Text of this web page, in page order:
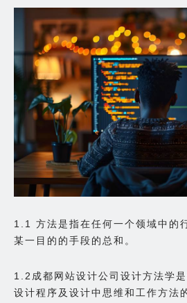
出色的
1.1 方法是指在任何一个领域中的
某一目的的手段的总和。
1.2成都网站设计公司设计方法学是
设计程序及设计中思维和工作方法